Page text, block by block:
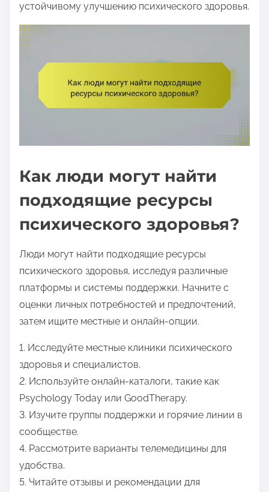
устойчивому улучшению психического здоровья.
Как люди могут найти
подходящие ресурсы
психического здоровья?
Люди могут найти подходящие ресурсы
психического здоровья, исследуя различные
платформы и системы поддержки. Начните с
оценки личных потребностей и предпочтений,
затем ищите местные и онлайн-опции.
1. Исследуйте местные клиники психического
здоровья и специалистов.
2. Используйте онлайн-каталоги, такие как
Psychology Today или GoodTherapy.
3. Изучите группы поддержки и горячие линии в
сообществе.
4. Рассмотрите варианты телемедицины для
удобства.
5. Читайте отзывы и рекомендации для